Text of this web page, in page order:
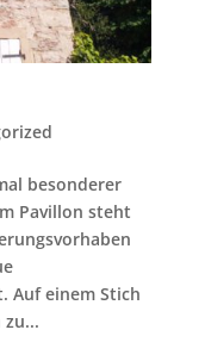
besonderer
Pavillon steht
Auf einem Stich
zu...